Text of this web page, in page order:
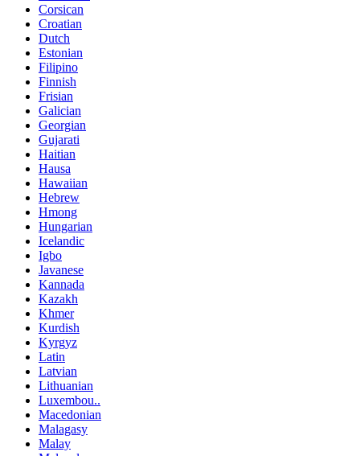
Corsican
Croatian
Dutch
Estonian
Filipino
Finnish
Frisian
Galician
Georgian
Gujarati
Haitian
Hausa
Hawaiian
Hebrew
Hmong
Hungarian
Icelandic
Igbo
Javanese
Kannada
Kazakh
Khmer
Kurdish
Kyrgyz
Latin
Latvian
Lithuanian
Luxembou..
Macedonian
Malagasy
Malay